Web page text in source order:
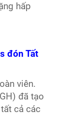
hấp
đón Tất
viên.
đã tạo
cả các